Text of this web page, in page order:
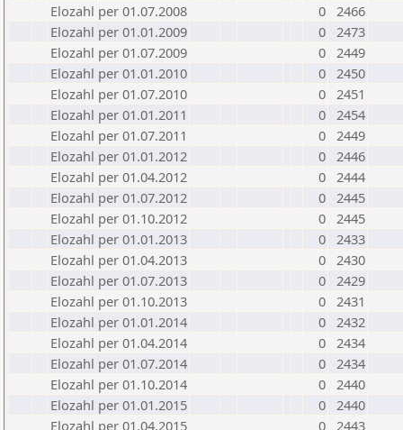
Elozahl per 01.07.2008
0 2466
Elozahl per 01.01.2009
0 2473
Elozahl per 01.07.2009
0 2449
Elozahl per 01.01.2010
0 2450
Elozahl per 01.07.2010
0 2451
Elozahl per 01.01.2011
0 2454
Elozahl per 01.07.2011
0 2449
Elozahl per 01.01.2012
0 2446
Elozahl per 01.04.2012
0 2444
Elozahl per 01.07.2012
0 2445
Elozahl per 01.10.2012
0 2445
Elozahl per 01.01.2013
0 2433
Elozahl per 01.04.2013
0 2430
Elozahl per 01.07.2013
0 2429
Elozahl per 01.10.2013
0 2431
Elozahl per 01.01.2014
0 2432
Elozahl per 01.04.2014
0 2434
Elozahl per 01.07.2014
0 2434
Elozahl per 01.10.2014
0 2440
Elozahl per 01.01.2015
0 2440
Elozahl per 01.04.2015
0 2443